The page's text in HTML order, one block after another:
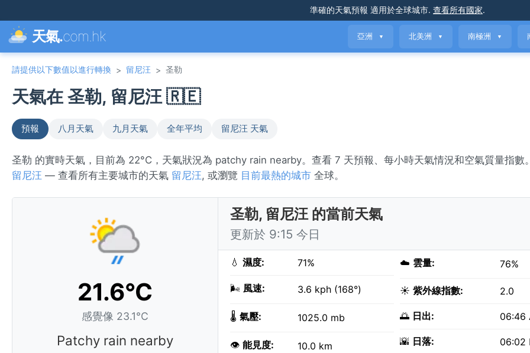
準確的天氣預報 適用於全球城市. 查看所有國家.
天氣.com.hk 亞洲 ▼ 北美洲 ▼ 南極洲 ▼
請提供以下數值以進行轉換 > 留尼汪 > 圣勒
天氣在 圣勒, 留尼汪 🇷🇪
預報 八月天氣 九月天氣 全年平均 留尼汪 天氣
圣勒 的實時天氣，目前為 22°C，天氣狀況為 patchy rain nearby。查看 7 天預報、每小時天氣情況和空氣質量指數
留尼汪 — 查看所有主要城市的天氣 留尼汪, 或瀏覽 目前最熱的城市 全球。
21.6°C
感覺像 23.1°C
Patchy rain nearby
圣勒, 留尼汪 的當前天氣
更新於 9:15 今日
💧 濕度: 71%
🌬️ 風速: 3.6 kph (168°)
🌡️ 氣壓: 1025.0 mb
👁️ 能見度: 10.0 km
☁️ 雲量: 76%
☀️ 紫外線指數: 2.0
🌅 日出: 06:46
🌇 日落: 06:02